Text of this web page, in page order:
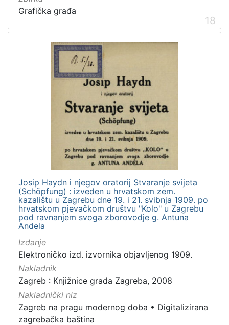
Grafička građa
18
Josip Haydn i njegov oratorij Stvaranje svijeta
(Schöpfung) : izveden u hrvatskom zem.
kazalištu u Zagrebu dne 19. i 21. svibnja 1909. po
hrvatskom pjevačkom društvu "Kolo" u Zagrebu
pod ravnanjem svoga zborovodje g. Antuna
Andela
Izdanje
Elektroničko izd. izvornika objavljenog 1909.
Nakladnik
Zagreb : Knjižnice grada Zagreba, 2008
Nakladnički niz
Zagreb na pragu modernog doba • Digitalizirana
zagrebačka baština